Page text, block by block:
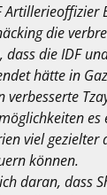
Artillerieoffizier
die
dass die IDF
hätte in
verbesserte
es
viel gezielter
können.
daran, dass